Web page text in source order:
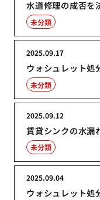
水道修理の成否を
未分類
ウォシュレット処
2025.09.17
未分類
賃貸シンクの水漏
2025.09.12
未分類
ウォシュレット処
2025.09.04